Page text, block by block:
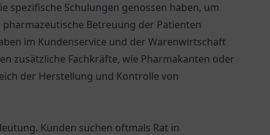
spezifische Schulungen genossen haben, um
Betreuung der Patienten
im Kundenservice und der Warenwirtschaft
zusätzliche Fachkräfte, wie Pharmakanten oder
der Herstellung und Kontrolle von
Kunden suchen oftmals Rat in